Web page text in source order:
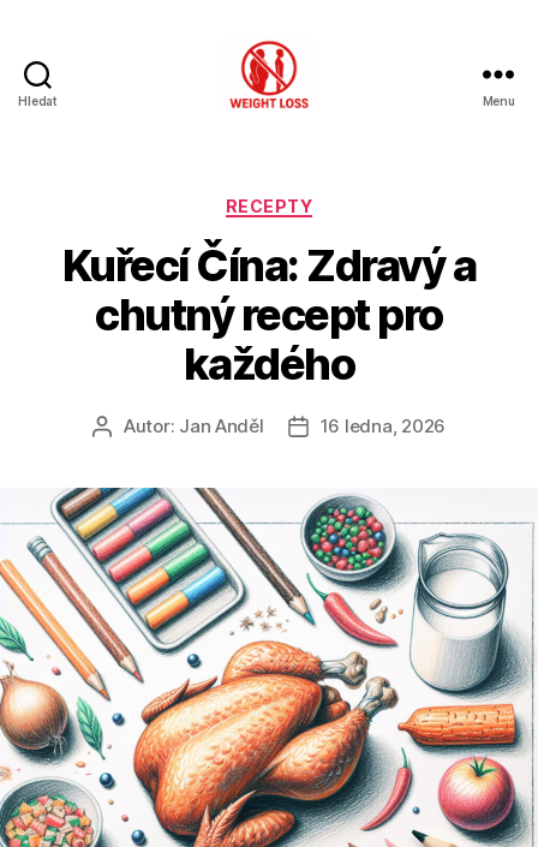
Hledat Menu
Rubriky
RECEPTY
Kuřecí Čína: Zdravý a
chutný recept pro
každého
AutorAutor: Jan Anděl
Datum
16 ledna, 2026